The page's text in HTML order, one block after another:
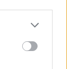
more Google
may click to
party tags to
below Google